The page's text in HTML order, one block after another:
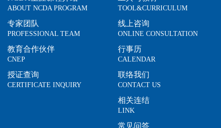
ABOUT NCDA PROGRAM
专家团队
PROFESSIONAL TEAM
教育合作伙伴
CNEP
授证查询
CERTIFICATE INQUIRY
TOOL&CURRICULUM
线上咨询
ONLINE CONSULTATION
行事历
CALENDAR
联络我们
CONTACT US
相关连结
LINK
常见问答